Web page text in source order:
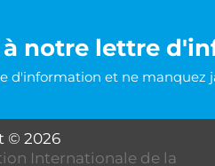
notre lettre
d'information et ne manquez
Internationale de la